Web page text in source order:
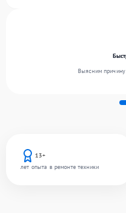
13+
лет опыта в ремонте техники
Выясним